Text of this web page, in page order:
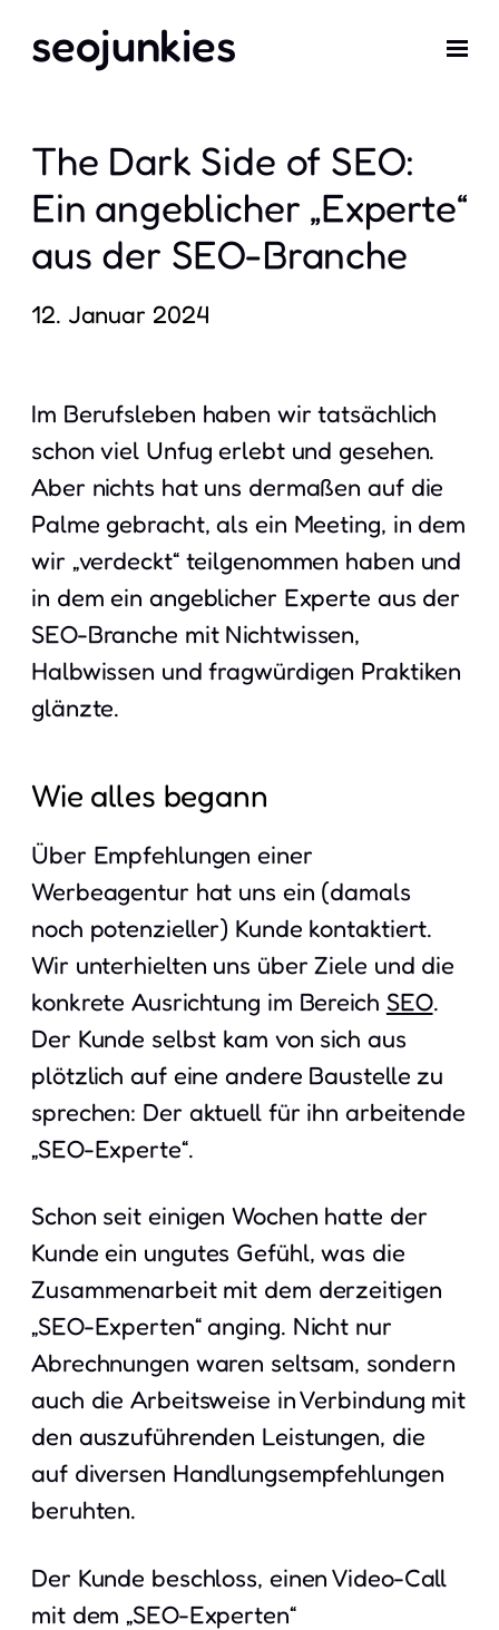
seojunkies
The Dark Side of SEO:
Ein angeblicher „Experte“
aus der SEO-Branche
12. Januar 2024
Im Berufsleben haben wir tatsächlich
schon viel Unfug erlebt und gesehen.
Aber nichts hat uns dermaßen auf die
Palme gebracht, als ein Meeting, in dem
wir „verdeckt“ teilgenommen haben und
in dem ein angeblicher Experte aus der
SEO-Branche mit Nichtwissen,
Halbwissen und fragwürdigen Praktiken
glänzte.
Wie alles begann
Über Empfehlungen einer
Werbeagentur hat uns ein (damals
noch potenzieller) Kunde kontaktiert.
Wir unterhielten uns über Ziele und die
konkrete Ausrichtung im Bereich SEO.
Der Kunde selbst kam von sich aus
plötzlich auf eine andere Baustelle zu
sprechen: Der aktuell für ihn arbeitende
„SEO-Experte“.
Schon seit einigen Wochen hatte der
Kunde ein ungutes Gefühl, was die
Zusammenarbeit mit dem derzeitigen
„SEO-Experten“ anging. Nicht nur
Abrechnungen waren seltsam, sondern
auch die Arbeitsweise in Verbindung mit
den auszuführenden Leistungen, die
auf diversen Handlungsempfehlungen
beruhten.
Der Kunde beschloss, einen Video-Call
mit dem „SEO-Experten“